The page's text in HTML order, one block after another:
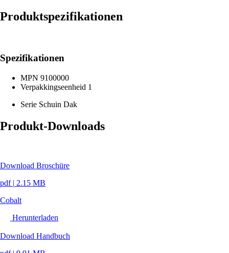
Produktspezifikationen
Spezifikationen
MPN 9100000
Verpakkingseenheid 1
Serie Schuin Dak
Produkt-Downloads
Download Broschüre
pdf | 2.15 MB
Cobalt
Herunterladen
Download Handbuch